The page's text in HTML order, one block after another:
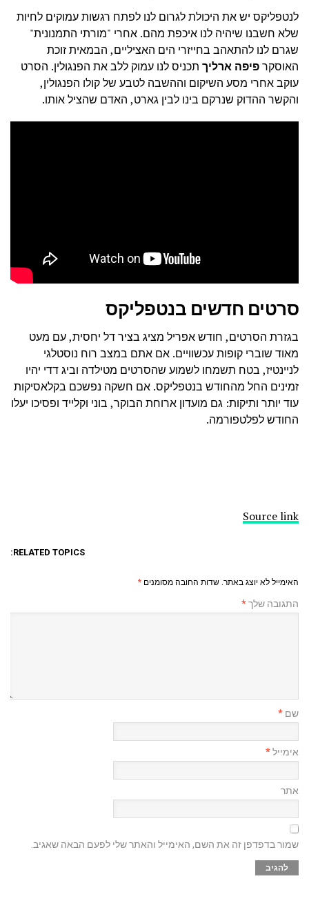
לנטפליקס יש את היכולת לגרום לנו לפתח רגשות עמוקים לחיות
שלא חשבנו שיהיה לנו איכפת מהם. אחרי "מורתי התמנונית"
שגרם לנו להתאהב בחייזרי הים האציליים, הבמאית זוכת
האוסקרפיפה ארליך תכניס לנו עמוק ללב את הפנגולין. הסרט
עוקב אחרי מסע השיקום וההשבה לטבע של קולו הפנגולין,
והקשר ההדוק שנרקם בינו לבין גארט, האדם שהציל אותו.
סרטים חדשים בנטפליקס
בגזרת הסרטים, חודש אפריל מציג בציר דל יחסית, עם מעט
מאוד שוברי קופות עכשוויים. אם אתם במצב רוח נוסטלגי
לניינטיז, בטח תשמחו לשמוע שהסרטים מטילדה וביג דדי יהיו
זמינים החל מהחודש בנטפליקס. אם חשקה נפשכם בקלאסיקות
עוד יותר ותיקות: גם מועדון ארוחת הבוקר, בוני וקלייד ופסיכו יעלו
החודש לפלטפורמה.
Source link
RELATED TOPICS:
האימייל לא יוצג באתר. שדות החובה מסומנים *
התגובה שלך*
שם *
אימייל*
אתר
שמור בדפדפן זה את השם, האימייל והאתר שלי לפעם הבאה שאגיב.